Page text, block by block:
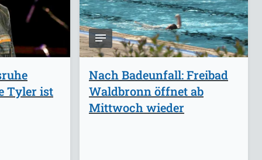
Tyler ist
Nach Badeunfall: Freibad
Waldbronn öffnet ab
Mittwoch wieder